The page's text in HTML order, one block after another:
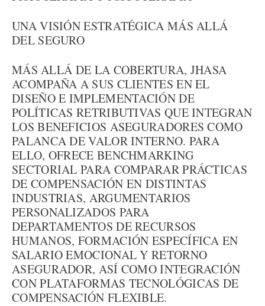
UNA VISIÓN ESTRATÉGICA MÁS ALLÁ
DEL SEGURO
MÁS ALLÁ DE LA COBERTURA, JHASA
ACOMPAÑA A SUS CLIENTES EN EL
DISEÑO E IMPLEMENTACIÓN DE
POLÍTICAS RETRIBUTIVAS QUE INTEGRAN
LOS BENEFICIOS ASEGURADORES COMO
PALANCA DE VALOR INTERNO. PARA
ELLO, OFRECE BENCHMARKING
SECTORIAL PARA COMPARAR PRÁCTICAS
DE COMPENSACIÓN EN DISTINTAS
INDUSTRIAS, ARGUMENTARIOS
PERSONALIZADOS PARA
DEPARTAMENTOS DE RECURSOS
HUMANOS, FORMACIÓN ESPECÍFICA EN
SALARIO EMOCIONAL Y RETORNO
ASEGURADOR, ASÍ COMO INTEGRACIÓN
CON PLATAFORMAS TECNOLÓGICAS DE
COMPENSACIÓN FLEXIBLE.